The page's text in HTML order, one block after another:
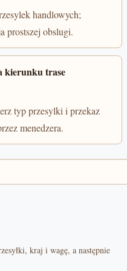
handlowych;
prostszej obslugi.
kierunku trase
typ przesylki i przekaz
menedzera.
kraj i wagę, a następnie